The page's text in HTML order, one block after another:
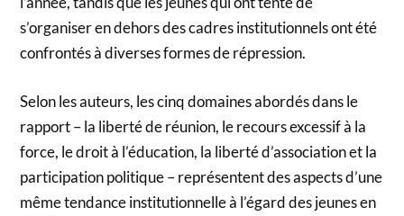
s’organiser en dehors des cadres institutionnels ont été
confrontés à diverses formes de répression.
Selon les auteurs, les cinq domaines abordés dans le
rapport – la liberté de réunion, le recours excessif à la
force, le droit à l’éducation, la liberté d’association et la
participation politique – représentent des aspects d’une
même tendance institutionnelle à l’égard des jeunes en